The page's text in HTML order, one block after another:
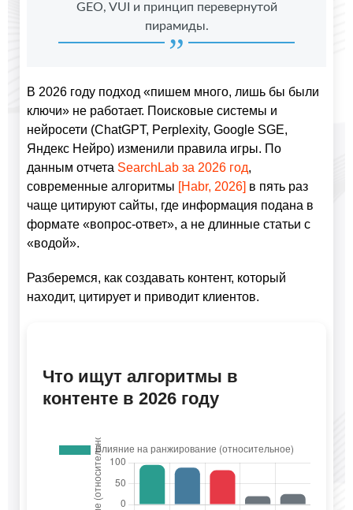
GEO, VUI и принцип перевернутой
пирамиды.
В 2026 году подход «пишем много, лишь бы были
ключи» не работает. Поисковые системы и
нейросети (ChatGPT, Perplexity, Google SGE,
Яндекс Нейро) изменили правила игры. По
данным отчета SearchLab за 2026 год,
современные алгоритмы [Habr, 2026] в пять раз
чаще цитируют сайты, где информация подана в
формате «вопрос-ответ», а не длинные статьи с
«водой».
Разберемся, как создавать контент, который
находит, цитирует и приводит клиентов.
Что ищут алгоритмы в
контенте в 2026 году